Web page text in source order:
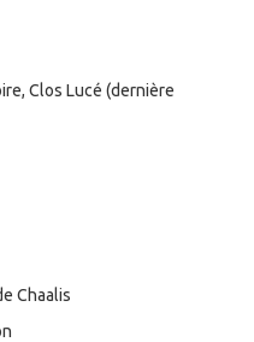
Clos Lucé (dernière
Chaalis